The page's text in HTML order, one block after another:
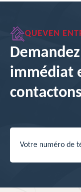
QUEVEN
immédiat